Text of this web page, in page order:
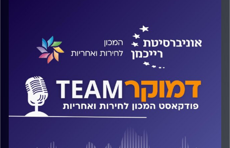
משותפים לנשות ראשי הממשלה? האם עיתונאים הרשו
לעצמם לכתוב על ציפי לבני דברים שהם לא היו כותבים על
מועמדים גברים לראשות הממשלה? על כל אלה ועוד ישוחח
ד"ר חיים וייצמן עם ד"ר אילן בן עמי
קרדיט תמונות: המכון לחירות ואחריות